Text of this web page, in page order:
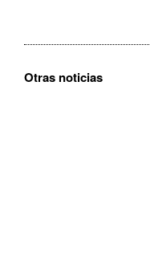
Bádminton
Otras noticias